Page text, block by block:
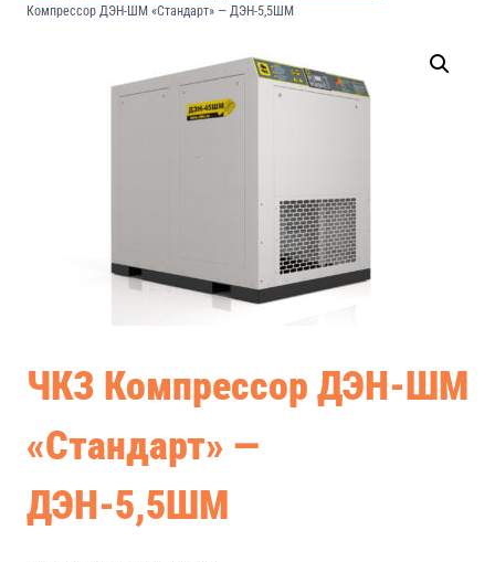
Компрессор ДЭН-ШМ «Стандарт» — ДЭН-5,5ШМ
ЧКЗ Компрессор ДЭН-ШМ
«Стандарт» —
ДЭН-5,5ШМ